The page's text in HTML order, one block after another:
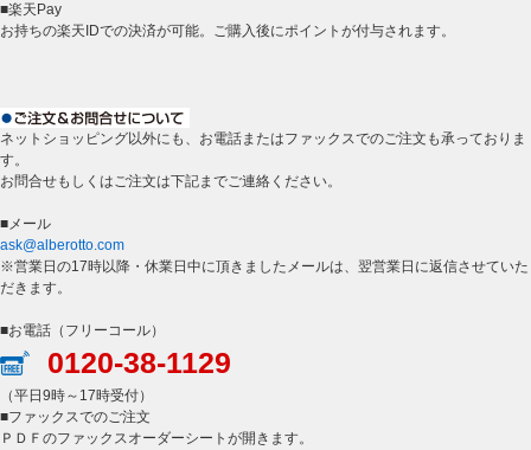
■楽天Pay
お持ちの楽天IDでの決済が可能。ご購入後にポイントが付与されます。
ネットショッピング以外にも、お電話またはファックスでのご注文も承っておりま
す。
お問合せもしくはご注文は下記までご連絡ください。
■メール
ask@alberotto.com
※営業日の17時以降・休業日中に頂きましたメールは、翌営業日に返信させていた
だきます。
■お電話（フリーコール）
0120-38-1129
（平日9時～17時受付）
■ファックスでのご注文
ＰＤＦのファックスオーダーシートが開きます。